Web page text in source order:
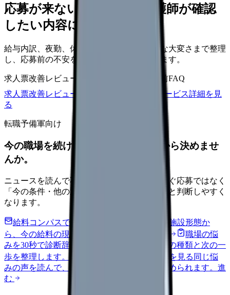
応募が来ない求人票を、看護師が確認
したい内容に直せます
給与内訳、夜勤、休日、教育、職場の正直な大変さまで整理
し、応募前の不安を減らす求人票へ改善します。
求人票改善レビュー
応募前FAQ
求人票改善レビューの見積もりを依頼
サービス詳細を見
る
転職予備軍向け
今の職場を続けるか、条件を比べてから決めませ
んか。
ニュースを読んで不安が強くなった時は、すぐ応募ではなく
「今の条件・他の選択肢・相談先」を分けると判断しやすく
なります。
給料コンパスで比較する
地域・経験年数・施設形態か
ら、今の給料の現在地を確認できます。
職場の悩
みを30秒で診断辞めるべきか迷う前に、悩みの種類と次の一
歩を整理します。
匿名掲示板で本音を見る 同じ悩
みの声を読んで、今の職場だけの問題か確かめられます。 進
む